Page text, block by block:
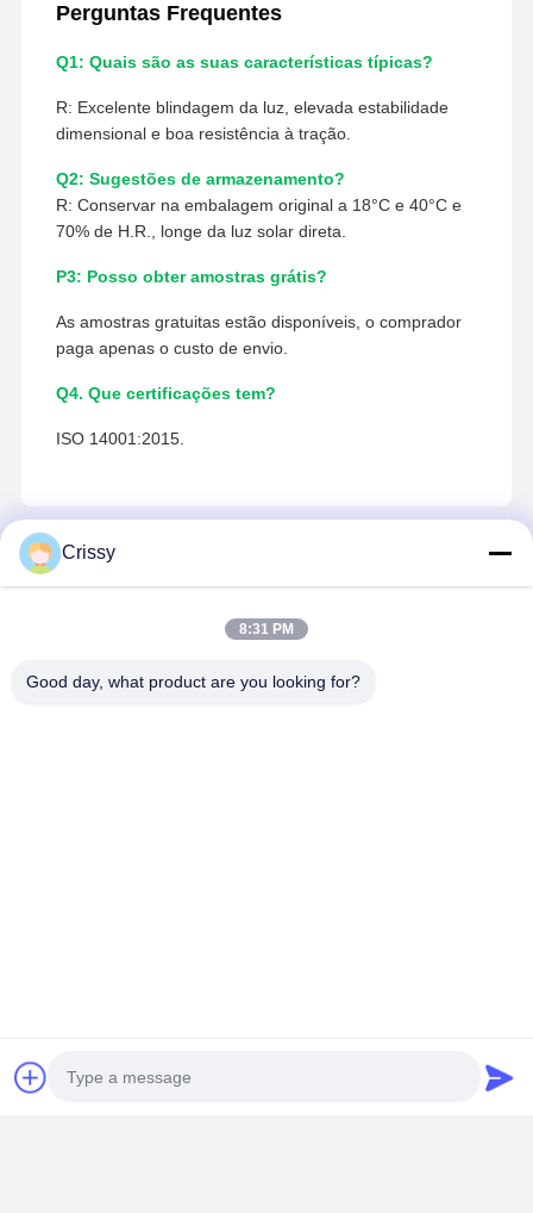
Perguntas Frequentes
Q1: Quais são as suas características típicas?
R: Excelente blindagem da luz, elevada estabilidade
dimensional e boa resistência à tração.
Q2: Sugestões de armazenamento?
R: Conservar na embalagem original a 18°C e 40°C e
70% de H.R., longe da luz solar direta.
P3: Posso obter amostras grátis?
As amostras gratuitas estão disponíveis, o comprador
paga apenas o custo de envio.
Q4. Que certificações tem?
ISO 14001:2015.
Contacto
Nº 151, Dongrong Road, Cidade de Bacheng, Cidade de
15506248002
Crissy
8:31 PM
Good day, what product are you looking for?